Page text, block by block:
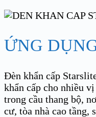
ỨNG
Đèn khẩn cấp
khẩn cấp cho nhiều
trong cầu thang bộ,
cư, tòa nhà cao tầng,